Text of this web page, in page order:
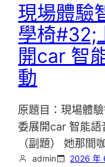
現場體驗
學椅#32;
開car 智
動
原題目：現場體
委展開car 智能語
（副題） 她那間
admin 2026 年